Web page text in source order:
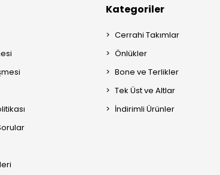
Kategoriler
Cerrahi Takımlar
Önlükler
Bone ve Terlikler
Tek Üst ve Altlar
İndirimli Ürünler